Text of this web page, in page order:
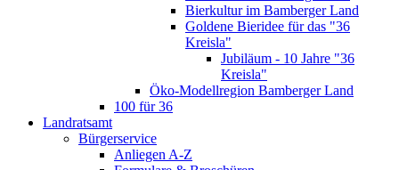
Bierkultur im Bamberger Land
Goldene Bieridee für das "36
Kreisla"
Jubiläum - 10 Jahre "36
Kreisla"
Öko-Modellregion Bamberger Land
100 für 36
Landratsamt
Bürgerservice
Anliegen A-Z